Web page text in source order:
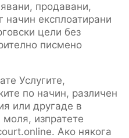
продавани,
начин експлоатирани
цели без
писмено
Услугите,
по начин, различен
или другаде в
изпратете
Ако някога